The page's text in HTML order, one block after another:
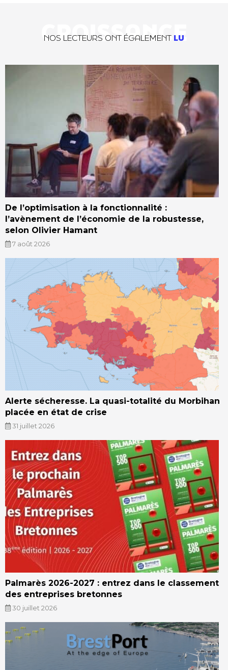
CROISSANCE
NOS LECTEURS ONT ÉGALEMENT LU
De l’optimisation à la fonctionnalité :
l’avènement de l’économie de la robustesse,
selon Olivier Hamant
7 août 2026
Alerte sécheresse. La quasi-totalité du Morbihan
placée en état de crise
31 juillet 2026
Palmarès 2026-2027 : entrez dans le classement
des entreprises bretonnes
30 juillet 2026